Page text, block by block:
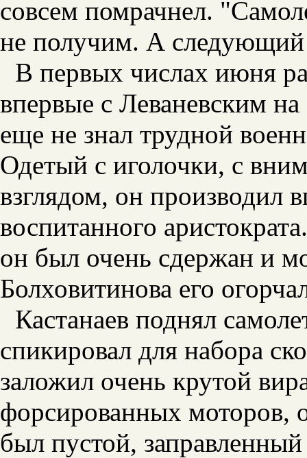
совсем помрачнел.
не получим. А следующий
В первых числах июня
впервые с Леваневским
еще не знал трудной
Одетый с иголочки, с
взглядом, он производил
воспитанного
он был очень сдержан и
Болховитинова его
Кастанаев поднял
спикировал для набора
заложил очень крутой
форсированных моторов,
был пустой,